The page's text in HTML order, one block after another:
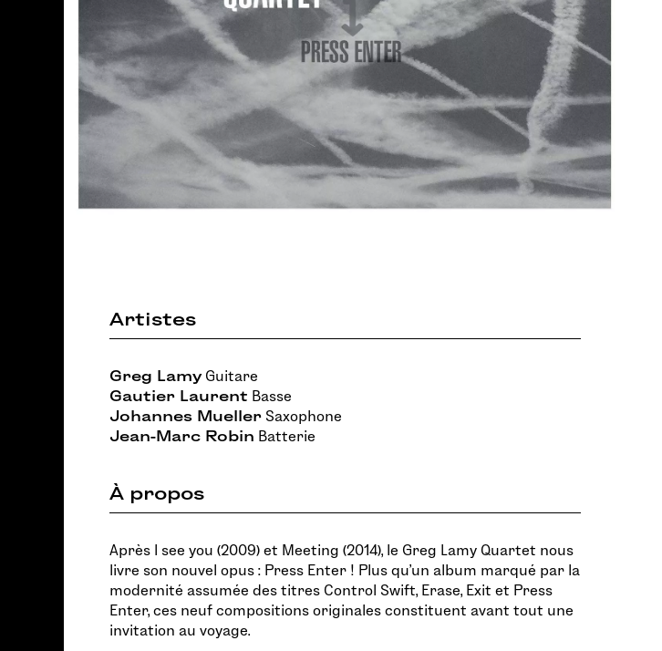
Artistes
Greg LamyGuitare
Gautier Laurent Basse
Johannes Mueller Saxophone
Jean-Marc Robin Batterie
À propos
Après I see you (2009) et Meeting (2014), le Greg Lamy Quartet nous
livre son nouvel opus : Press Enter ! Plus qu’un album marqué par la
modernité assumée des titres Control Swift, Erase, Exit et Press
Enter, ces neuf compositions originales constituent avant tout une
invitation au voyage.